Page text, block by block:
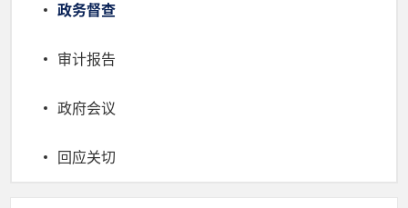
政务督查
审计报告
政府会议
回应关切